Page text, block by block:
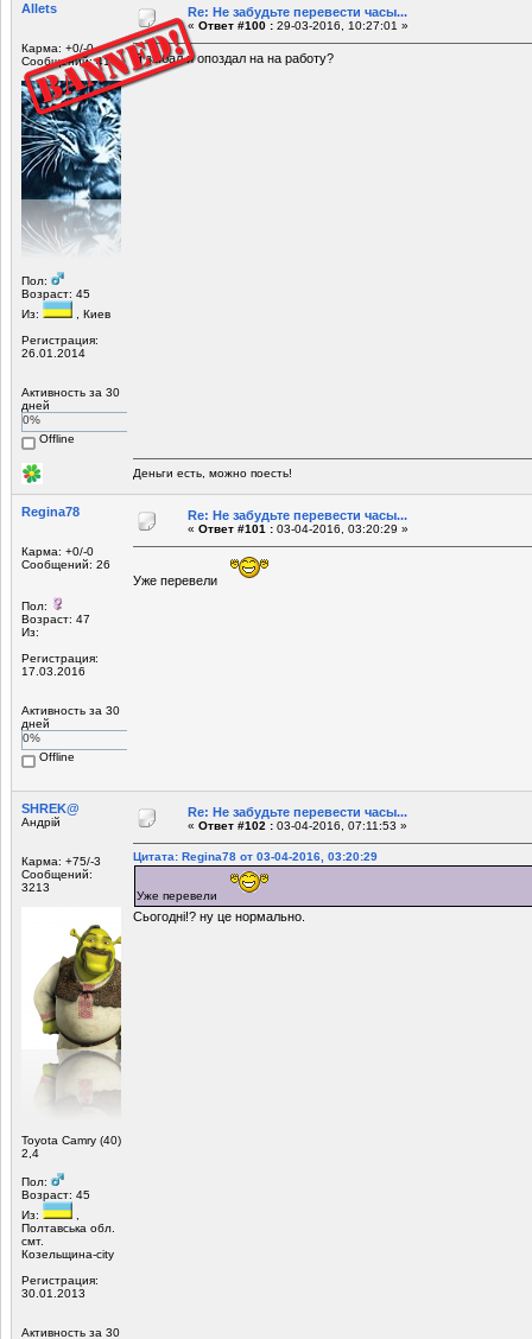
Allets
Карма: +0/-0
Сообщений: 41
Пол:
Возраст: 45
Из:
, Киев
Регистрация:
26.01.2014
Активность за 30
дней
0%
Offline
Re: Не забудьте перевести часы...
« Ответ #100 : 29-03-2016, 10:27:01 »
Я зыбал и опоздал на на работу?
Деньги есть, можно поесть!
Regina78
Карма: +0/-0
Сообщений: 26
Пол:
Возраст: 47
Из:
Регистрация:
17.03.2016
Активность за 30
дней
0%
Offline
Re: Не забудьте перевести часы...
« Ответ #101 : 03-04-2016, 03:20:29 »
Уже перевели
SHREK@
Андрій
Карма: +75/-3
Сообщений:
3213
Toyota Camry (40)
2,4
Пол:
Возраст: 45
Из:
,
Полтавська обл.
смт.
Козельщина-city
Регистрация:
30.01.2013
Активность за 30
Re: Не забудьте перевести часы...
« Ответ #102 : 03-04-2016, 07:11:53 »
Цитата: Regina78 от 03-04-2016, 03:20:29
Уже перевели
Сьогодні!? ну це нормально.